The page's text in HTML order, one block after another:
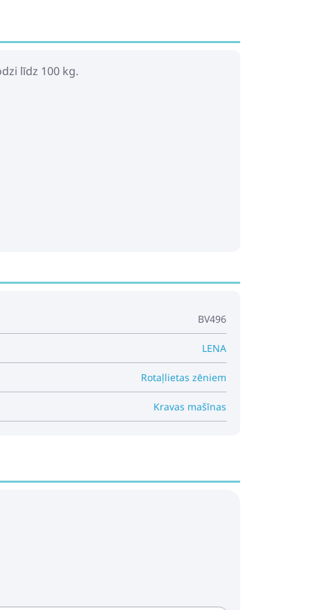
līdz 100 kg.
BV496
LENA
Rotaļlietas zēniem
Kravas mašīnas